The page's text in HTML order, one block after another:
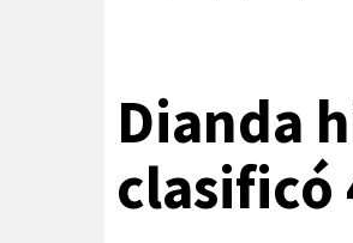
Dianda
clasificó